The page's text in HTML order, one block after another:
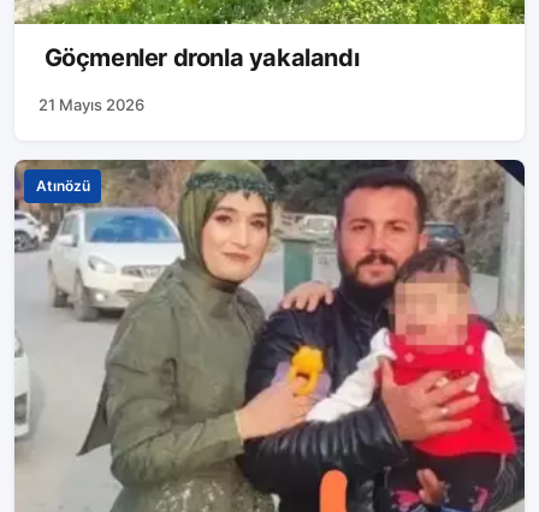
Göçmenler dronla yakalandı
21 Mayıs 2026
Atınözü